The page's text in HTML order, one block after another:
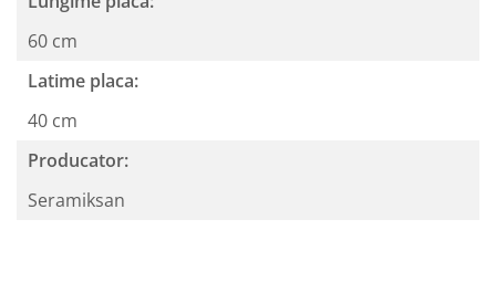
60 cm
Latime placa:
40 cm
Producator:
Seramiksan